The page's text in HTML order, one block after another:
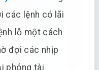
các lệnh có lãi
lỗ một cách
đợi các nhịp
phóng tài